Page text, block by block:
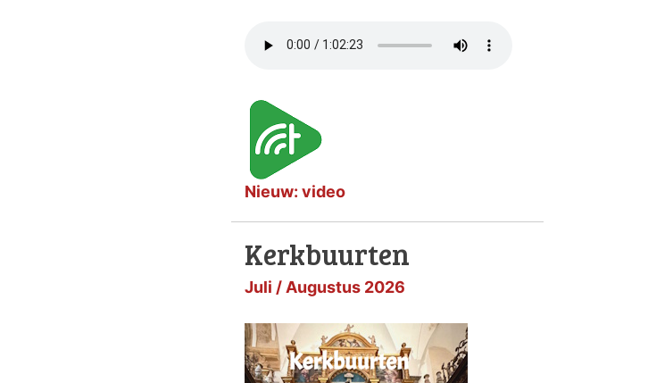
Nieuw: video
Kerkbuurten
Juli / Augustus 2026